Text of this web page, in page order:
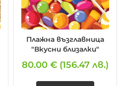
Плажна възглавница
"Вкусни близалки"
80.00 € (156.47 лв.)